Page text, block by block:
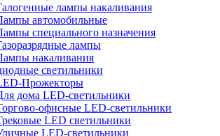
лампы накаливания
автомобильные
специального назначения
лампы
накаливания
светильники
Прожекторы
дома LED-светильники
офисные LED-светильники
LED светильники
LED-светильники